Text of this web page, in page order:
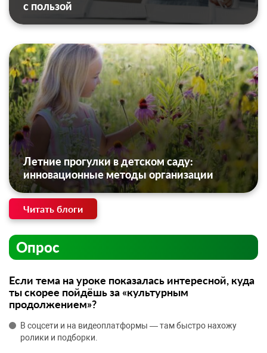
с пользой
Летние прогулки в детском саду:
инновационные методы организации
Читать блоги
Опрос
Если тема на уроке показалась интересной, куда
ты скорее пойдёшь за «культурным
продолжением»?
В соцсети и на видеоплатформы — там быстро нахожу
ролики и подборки.